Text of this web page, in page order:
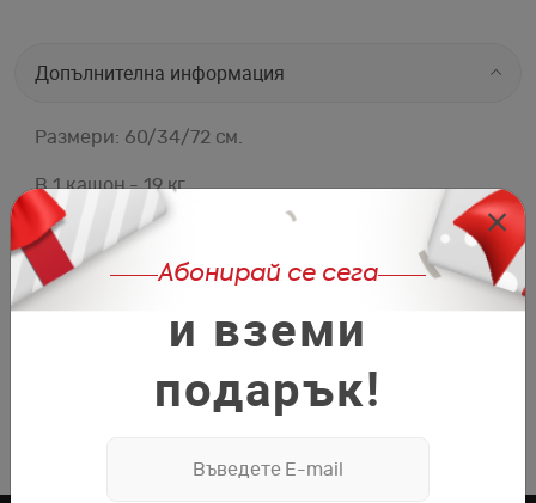
Абонирай се сега
и вземи
подарък!
Допълнителна информация
Размери: 60/34/72 см.
В 1 кашон - 19 кг.
Технически данни
Покритие: МДФ
Цвят: избор на цвят